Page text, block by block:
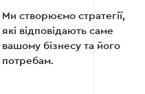
просування
посиланнями:
авторитетних
Ми створюємо стратегії,
які відповідають саме
вашому бізнесу та його
потребам.